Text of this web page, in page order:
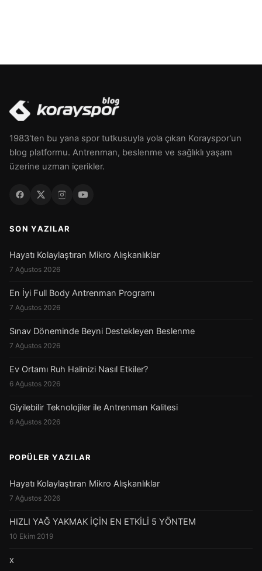
1983'ten bu yana spor tutkusuyla yola çıkan Korayspor'un
blog platformu. Antrenman, beslenme ve sağlıklı yaşam
üzerine uzman içerikler.
SON YAZILAR
Hayatı Kolaylaştıran Mikro Alışkanlıklar
7 Ağustos 2026
En İyi Full Body Antrenman Programı
7 Ağustos 2026
Sınav Döneminde Beyni Destekleyen Beslenme
7 Ağustos 2026
Ev Ortamı Ruh Halinizi Nasıl Etkiler?
6 Ağustos 2026
Giyilebilir Teknolojiler ile Antrenman Kalitesi
6 Ağustos 2026
POPÜLER YAZILAR
Hayatı Kolaylaştıran Mikro Alışkanlıklar
7 Ağustos 2026
HIZLI YAĞ YAKMAK İÇİN EN ETKİLİ 5 YÖNTEM
10 Ekim 2019
x